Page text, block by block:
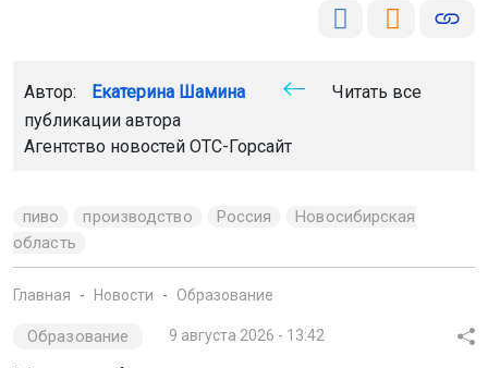
Автор: Екатерина Шамина
Читать все
публикации автора
Агентство новостей ОТС-Горсайт
пиво производство Россия
Новосибирская
область
Главная Новости Образование
Образование 9 августа 2026 - 13:42